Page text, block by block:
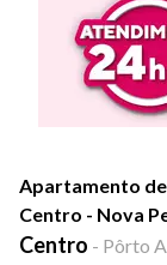
Apartamento
Centro - Nova
Centro - Pôrto